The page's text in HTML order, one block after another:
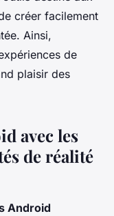
créer facilement
Ainsi,
de
plaisir des
avec les
de réalité
Android